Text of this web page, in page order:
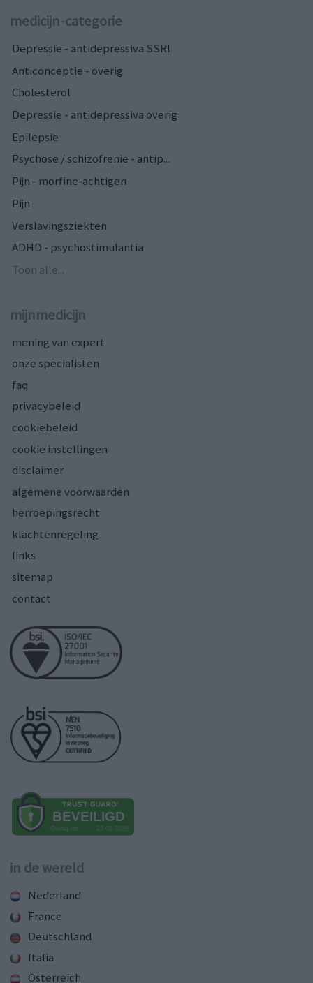
medicijn-categorie
Depressie - antidepressiva SSRI
Anticonceptie - overig
Cholesterol
Depressie - antidepressiva overig
Epilepsie
Psychose / schizofrenie - antip...
Pijn - morfine-achtigen
Pijn
Verslavingsziekten
ADHD - psychostimulantia
Toon alle...
mijnmedicijn
mening van expert
onze specialisten
faq
privacybeleid
cookiebeleid
cookie instellingen
disclaimer
algemene voorwaarden
herroepingsrecht
klachtenregeling
links
sitemap
contact
in de wereld
Nederland
France
Deutschland
Italia
Österreich